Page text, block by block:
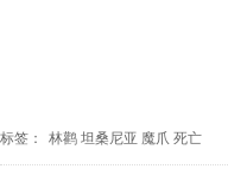
标签： 林鹳 坦桑尼亚 魔爪 死亡